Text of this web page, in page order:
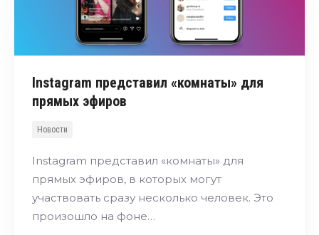
Instagram представил «комнаты» для
прямых эфиров
Новости
Instagram представил «комнаты» для
прямых эфиров, в которых могут
участвовать сразу несколько человек. Это
произошло на фоне…